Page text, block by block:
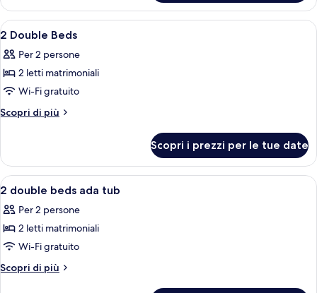
King
Bed
Apri
tutte
le
foto
per
2
Una camera d'albergo moderna
4
2 Double Beds
Per 2 persone
2 letti matrimoniali
Wi-Fi gratuito
Scopri di più
Altri
Double
Beds
Scopri i prezzi per le tue date
Apri
tutte
le
foto
per
2
Una camera d'albergo moderna
7
2 double beds ada tub
Per 2 persone
2 letti matrimoniali
Wi-Fi gratuito
Scopri di più
Altri